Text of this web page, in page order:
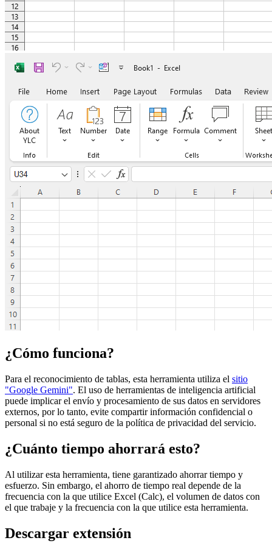
¿Cómo funciona?
Para el reconocimiento de tablas, esta herramienta utiliza el sitio
"Google Gemini". El uso de herramientas de inteligencia artificial
puede implicar el envío y procesamiento de sus datos en servidores
externos, por lo tanto, evite compartir información confidencial o
personal si no está seguro de la política de privacidad del servicio.
¿Cuánto tiempo ahorrará esto?
Al utilizar esta herramienta, tiene garantizado ahorrar tiempo y
esfuerzo. Sin embargo, el ahorro de tiempo real depende de la
frecuencia con la que utilice Excel (Calc), el volumen de datos con
el que trabaje y la frecuencia con la que utilice esta herramienta.
Descargar extensión